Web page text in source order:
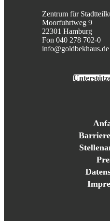
Zentrum für
Moorfuhrtweg 9
22301 Hamburg
Fon 040 278 702-0
info@goldbekhaus.de